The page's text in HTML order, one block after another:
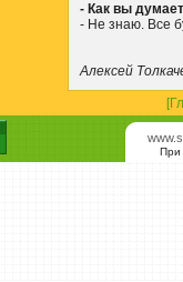
- Как вы
- Не знаю. Все
Алексей
При